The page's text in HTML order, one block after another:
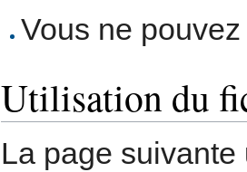
Vous ne
Utilisation du
La page